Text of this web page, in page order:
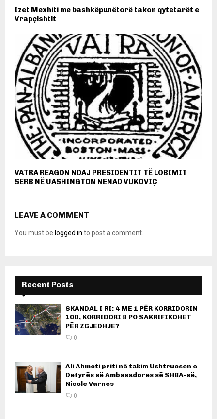
Izet Mexhiti me bashkëpunëtorë takon qytetarët e
Vrapçishtit
VATRA REAGON NDAJ PRESIDENTIT TË LOBIMIT
SERB NË UASHINGTON NENAD VUKOVIÇ
LEAVE A COMMENT
You must be logged in to post a comment.
Recent Posts
SKANDAL I RI: 4 ME 1 PËR KORRIDORIN
10D, KORRIDORI 8 PO SAKRIFIKOHET
PËR ZGJEDHJE?
0
Ali Ahmeti priti në takim Ushtruesen e
Detyrës së Ambasadores së SHBA-së,
Nicole Varnes
0